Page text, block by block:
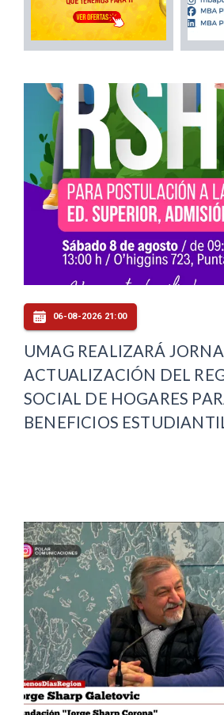
06-08-2026 21:00
UMAG REALIZARÁ
ACTUALIZACIÓN DEL
SOCIAL DE HOGARES
BENEFICIOS